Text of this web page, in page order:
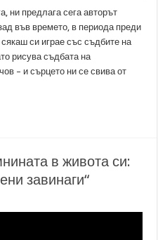
ни предлага сега авторът
във времето, в периода преди
си играе със съдбите на
рисува съдбата на
– и сърцето ни се свива от
в живота си:
завинаги“